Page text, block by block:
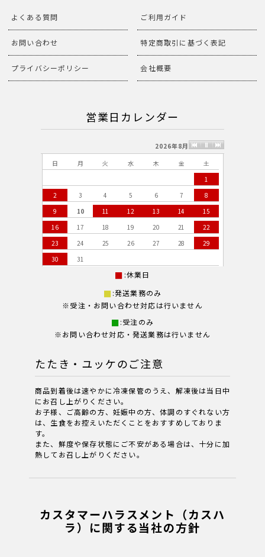
よくある質問 ご利用ガイド
お問い合わせ 特定商取引に基づく表記
プライバシーポリシー 会社概要
営業日カレンダー
2026年8月
日
月 火 水 木 金
土
1
2
3 4 5 6 7
8
9
10 11 12 13 14
15
16
17 18 19 20 21
22
23
24 25 26 27 28
29
30
31
:休業日
:発送業務のみ
※受注・お問い合わせ対応は行いません
:受注のみ
※お問い合わせ対応・発送業務は行いません
たたき・ユッケのご注意
商品到着後は速やかに冷凍保管のうえ、解凍後は当日中
にお召し上がりください。
お子様、ご高齢の方、妊娠中の方、体調のすぐれない方
は、生食をお控えいただくことをおすすめしておりま
す。
また、鮮度や保存状態にご不安がある場合は、十分に加
熱してお召し上がりください。
カスタマーハラスメント（カスハ
ラ）に関する当社の方針